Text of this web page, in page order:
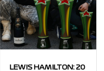
LEWIS HAMILTON: 20